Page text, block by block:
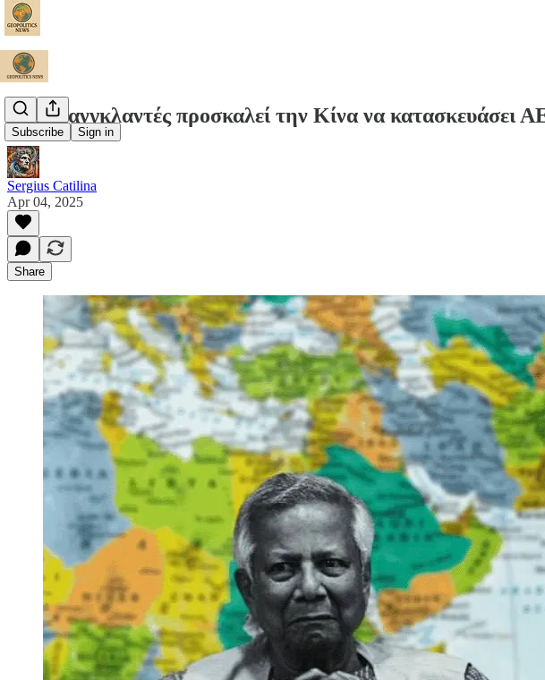
Subscribe Sign in
Το Μπανγκλαντές προσκαλεί την Κίνα να
Sergius Catilina
Apr 04, 2025
Share